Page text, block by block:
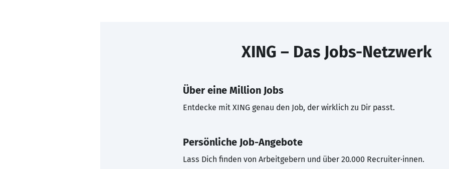
XING – Das Jobs-Netzwerk
Über eine Million Jobs
Entdecke mit XING genau den Job, der wirklich zu Dir passt.
Persönliche Job-Angebote
Lass Dich finden von Arbeitgebern und über 20.000 Recruiter·innen.